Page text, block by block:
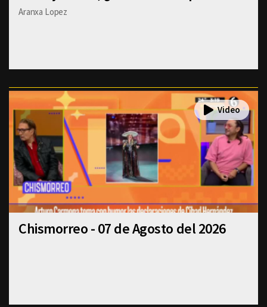
Aranxa Lopez
Chismorreo - 07 de Agosto del 2026